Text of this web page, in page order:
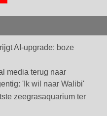
AI-upgrade: boze
media terug naar
'Ik wil naar Walibi'
zeegrasaquarium ter